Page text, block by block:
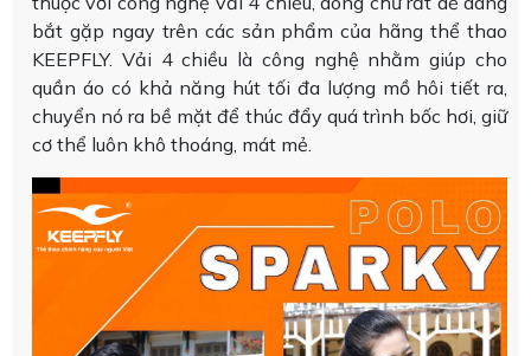
bắt gặp ngay trên các sản phẩm của hãng thể thao
KEEPFLY. Vải 4 chiều là công nghệ nhằm giúp cho
quần áo có khả năng hút tối đa lượng mồ hôi tiết ra,
chuyển nó ra bề mặt để thúc đẩy quá trình bốc hơi, giữ
cơ thể luôn khô thoáng, mát mẻ.